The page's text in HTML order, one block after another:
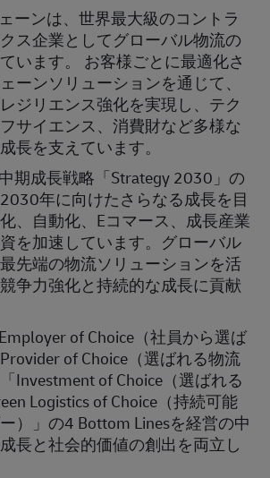
ーンは、世界最大級のコントラ
ス企業としてグローバル物流の
います。 お客様ごとに最適化さ
ーンソリューションを通じて、
ジリエンス強化を実現し、テク
サイエンス、消費財など多様な
長を支えています。
期成長戦略「Strategy 2030」の
年に向けたさらなる成長を目
、自動化、Eコマース、成長産業
を加速しています。グローバル
先端の物流ソリューションを活
争力強化と持続的な成長に貢献
of Choice（社員から選ば
of Choice（選ばれる物流
Investment of Choice（選ばれる
Logistics of Choice（持続可能
）」の4 Bottom Linesを経営の中
長と社会的価値の創出を両立し